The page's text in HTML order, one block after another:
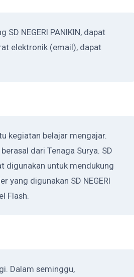
NEGERI PANIKIN, dapat
elektronik (email), dapat
kegiatan belajar mengajar.
dari Tenaga Surya. SD
digunakan untuk mendukung
yang digunakan SD NEGERI
Flash.
Dalam seminggu,